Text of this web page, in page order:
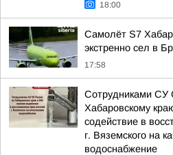
18:00
Самолёт S7
экстренно сел в
17:58
Сотрудниками СУ
Хабаровскому
содействие в
г. Вяземского на
водоснабжение